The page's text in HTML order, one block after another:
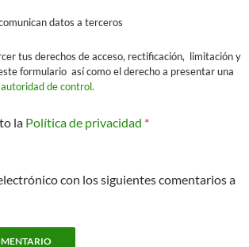
datos a terceros
tus derechos de acceso, rectificación, limitación y
formulario así como el derecho a presentar una
autoridad de control.
la Política de privacidad *
con los siguientes comentarios a